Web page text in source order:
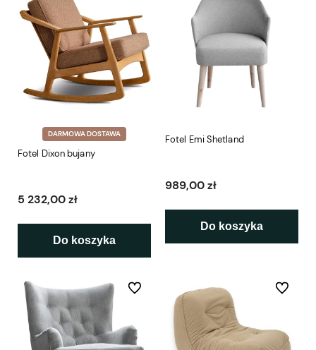
DARMOWA DOSTAWA
Fotel Dixon bujany
5 232,00 zł
Do koszyka
Fotel Emi Shetland
989,00 zł
Do koszyka
Do ulubionych Do